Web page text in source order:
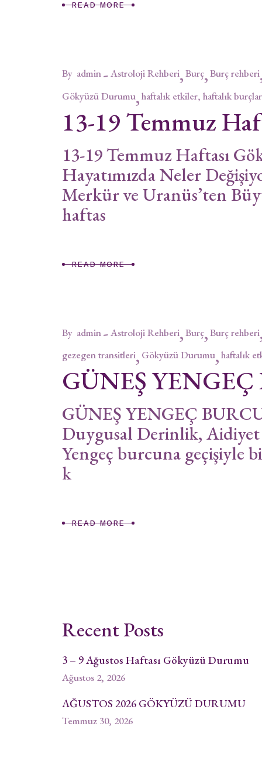
READ MORE
By admin Astroloji Rehberi Burç Burç rehberi
Gökyüzü Durumu haftalık etkiler, haftalık burçlar
13-19 Temmuz
13-19 Temmuz Haftası
Hayatımızda Neler
Merkür ve Uranüs’ten
haftas
READ MORE
By admin Astroloji Rehberi Burç Burç rehberi
gezegen transitleri Gökyüzü Durumu haftalık
GÜNEŞ
GÜNEŞ YENGEÇ
Duygusal Derinlik,
Yengeç burcuna geçişiyle
k
READ MORE
Recent Posts
3 – 9 Ağustos Haftası Gökyüzü Durumu
Ağustos 2, 2026
AĞUSTOS 2026 GÖKYÜZÜ DURUMU
Temmuz 30, 2026